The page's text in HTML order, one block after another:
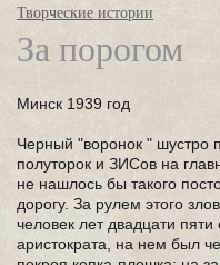
Творческие истории
За порогом
Минск 1939 год
Черный "воронок " шустро
полуторок и ЗИСов на
не нашлось бы такого
дорогу. За рулем этого
человек лет двадцати
аристократа, на нем был